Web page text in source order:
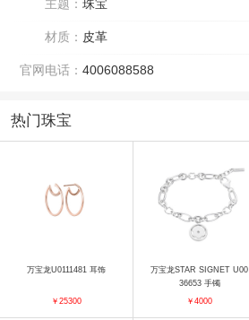
主题： 珠宝
材质： 皮革
官网电话： 4006088588
热门珠宝
万宝龙U0111481 耳饰
￥25300
万宝龙STAR SIGNET U00
36653 手镯
￥4000